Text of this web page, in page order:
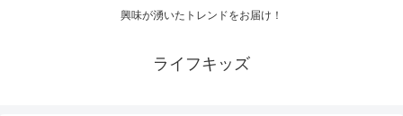
興味が湧いたトレンドをお届け！
ライフキッズ